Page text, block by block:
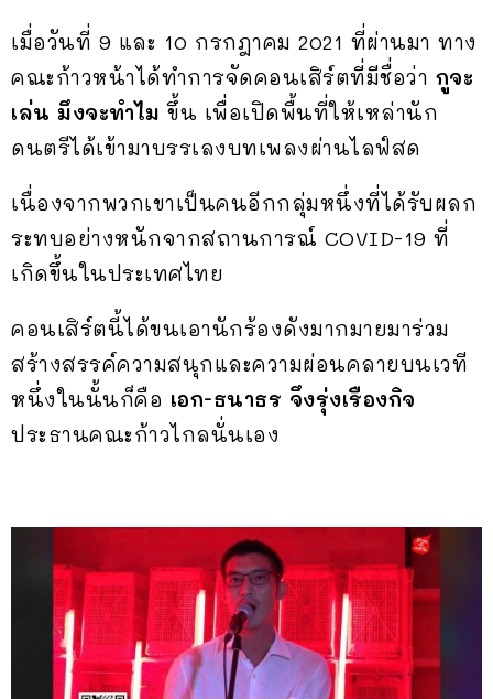
เมื่อวันที่ 9 และ 10 กรกฎาคม 2021 ที่ผ่านมา ทาง
คณะก้าวหน้าได้ทำการจัดคอนเสิร์ตที่มีชื่อว่า กูจะ
เล่น มึงจะทำไมขึ้น เพื่อเปิดพื้นที่ให้เหล่านัก
ดนตรีได้เข้ามาบรรเลงบทเพลงผ่านไลฟ์สด
เนื่องจากพวกเขาเป็นคนอีกกลุ่มหนึ่งที่ได้รับผลก
ระทบอย่างหนักจากสถานการณ์ COVID-19 ที่
เกิดขึ้นในประเทศไทย
คอนเสิร์ตนี้ได้ขนเอานักร้องดังมากมายมาร่วม
สร้างสรรค์ความสนุกและความผ่อนคลายบนเวที
หนึ่งในนั้นก็คือ เอก-ธนาธร จึงรุ่งเรืองกิจ
ประธานคณะก้าวไกลนั่นเอง